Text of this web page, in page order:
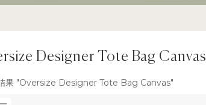
Designer Tote Bag Canvas
果 "Oversize Designer Tote Bag Canvas"